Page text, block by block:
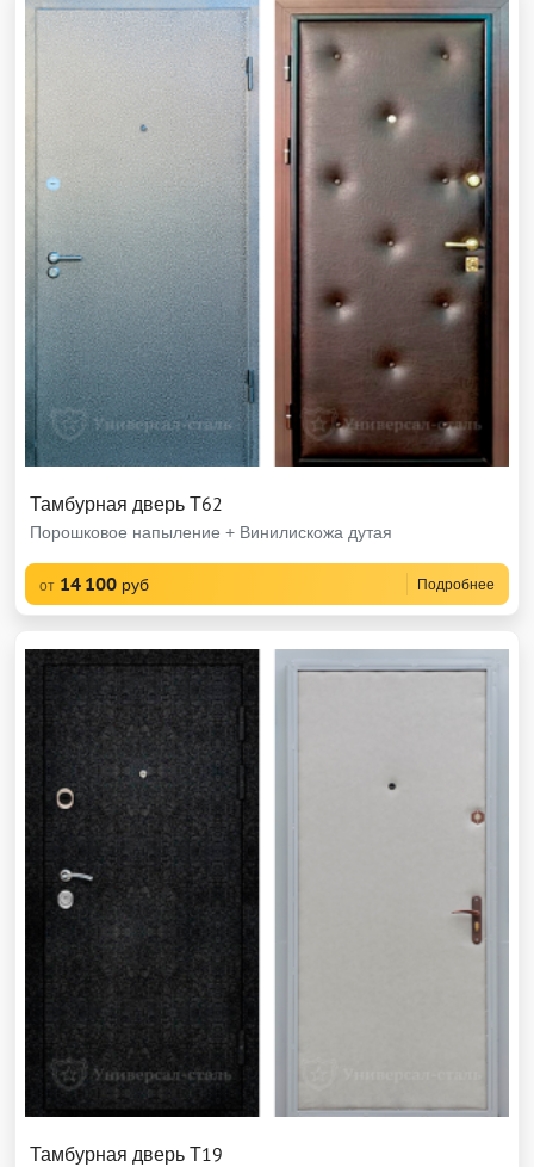
Тамбурная дверь Т62
Порошковое напыление + Винилискожа дутая
от 14 100 руб Подробнее
Тамбурная дверь Т19